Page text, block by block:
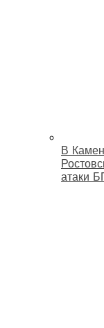
В
атаки